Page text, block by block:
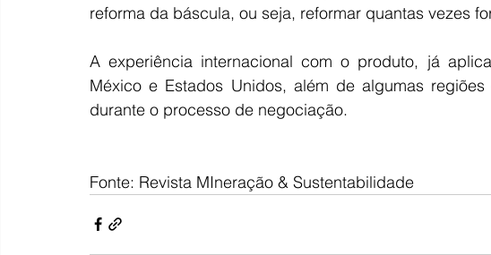
reforma da báscula, ou seja, reformar quantas vezes
A experiência internacional com o produto, já
México e Estados Unidos, além de algumas
durante o processo de negociação.
Fonte: Revista MIneração & Sustentabilidade